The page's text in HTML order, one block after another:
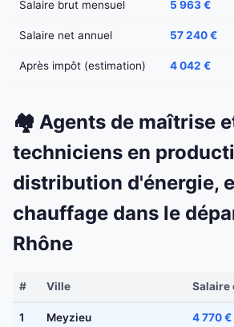
Salaire brut mensuel 5 963 €
Salaire net annuel 57 240 €
Après impôt (estimation) 4 042 €
🏘️ Agents de maîtrise
techniciens en
distribution d'énergie,
chauffage dans le
Rhône
# Ville Salaire
1 Meyzieu 4 770 €